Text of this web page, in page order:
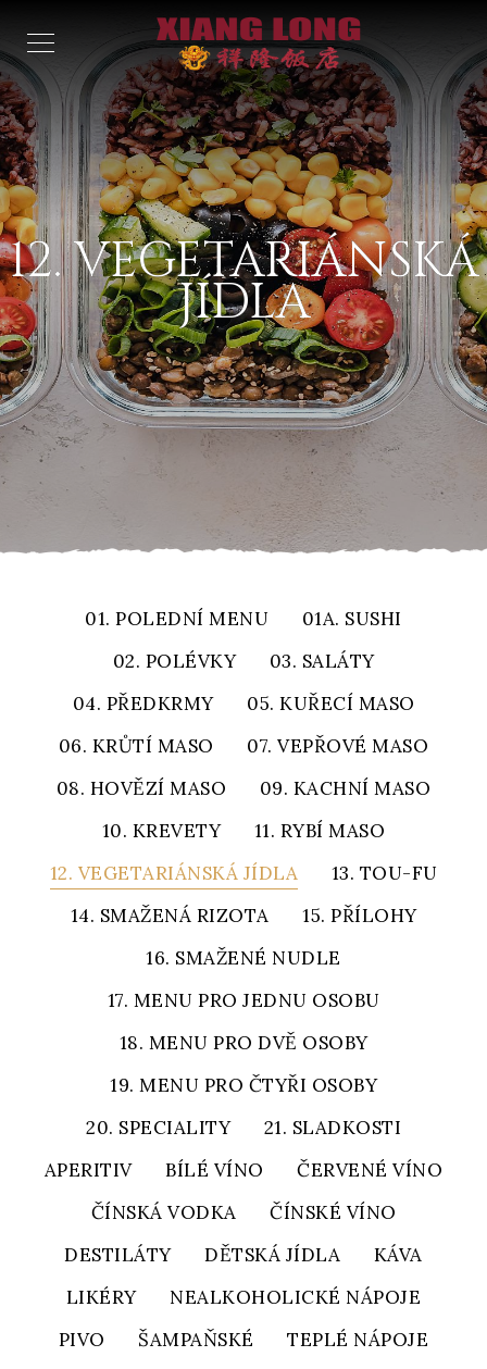
12. VEGETARIÁNSKÁ
JÍDLA
01. POLEDNÍ MENU
01A. SUSHI
02. POLÉVKY
03. SALÁTY
04. PŘEDKRMY
05. KUŘECÍ MASO
06. KRŮTÍ MASO
07. VEPŘOVÉ MASO
08. HOVĚZÍ MASO
09. KACHNÍ MASO
10. KREVETY
11. RYBÍ MASO
12. VEGETARIÁNSKÁ JÍDLA
13. TOU-FU
14. SMAŽENÁ RIZOTA
15. PŘÍLOHY
16. SMAŽENÉ NUDLE
17. MENU PRO JEDNU OSOBU
18. MENU PRO DVĚ OSOBY
19. MENU PRO ČTYŘI OSOBY
20. SPECIALITY
21. SLADKOSTI
APERITIV
BÍLÉ VÍNO
ČERVENÉ VÍNO
ČÍNSKÁ VODKA
ČÍNSKÉ VÍNO
DESTILÁTY
DĚTSKÁ JÍDLA
KÁVA
LIKÉRY
NEALKOHOLICKÉ NÁPOJE
PIVO
ŠAMPAŇSKÉ
TEPLÉ NÁPOJE